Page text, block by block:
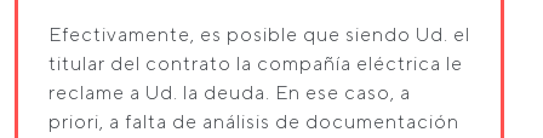
Efectivamente, es posible que siendo Ud. el
titular del contrato la compañía eléctrica le
reclame a Ud. la deuda. En ese caso, a
priori, a falta de análisis de documentación